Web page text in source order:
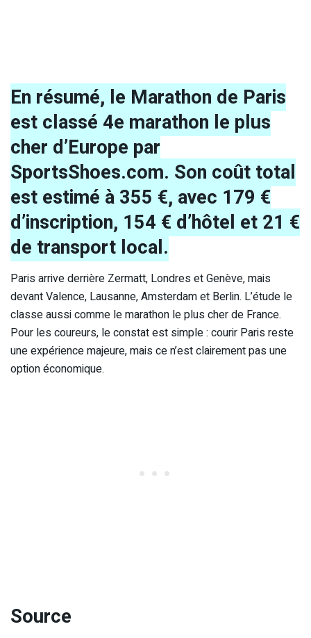
En résumé, le Marathon de Paris
est classé 4e marathon le plus
cher d’Europe par
SportsShoes.com. Son coût total
est estimé à 355 €, avec 179 €
d’inscription, 154 € d’hôtel et 21 €
de transport local.
Paris arrive derrière Zermatt, Londres et Genève, mais
devant Valence, Lausanne, Amsterdam et Berlin. L’étude le
classe aussi comme le marathon le plus cher de France.
Pour les coureurs, le constat est simple : courir Paris reste
une expérience majeure, mais ce n’est clairement pas une
option économique.
Source